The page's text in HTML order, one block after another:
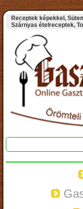
Receptek képekkel,
Szárnyas ételreceptek,